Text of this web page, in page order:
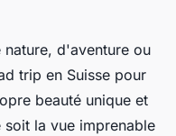
nature, d'aventure ou
trip en Suisse pour
beauté unique et
la vue imprenable